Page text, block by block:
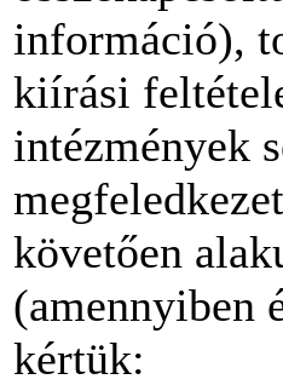
információ),
kiírási
intézmények
követően
(amennyiben
kértük: